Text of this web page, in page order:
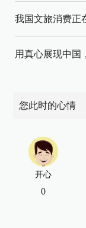
我国文旅消费正
用真心展现中国
您此时的心情
开心
0